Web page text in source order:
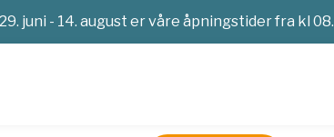
29. juni - 14. august er våre åpningstider fra kl